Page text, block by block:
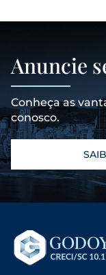
Anuncie
Conheça as
conosco.